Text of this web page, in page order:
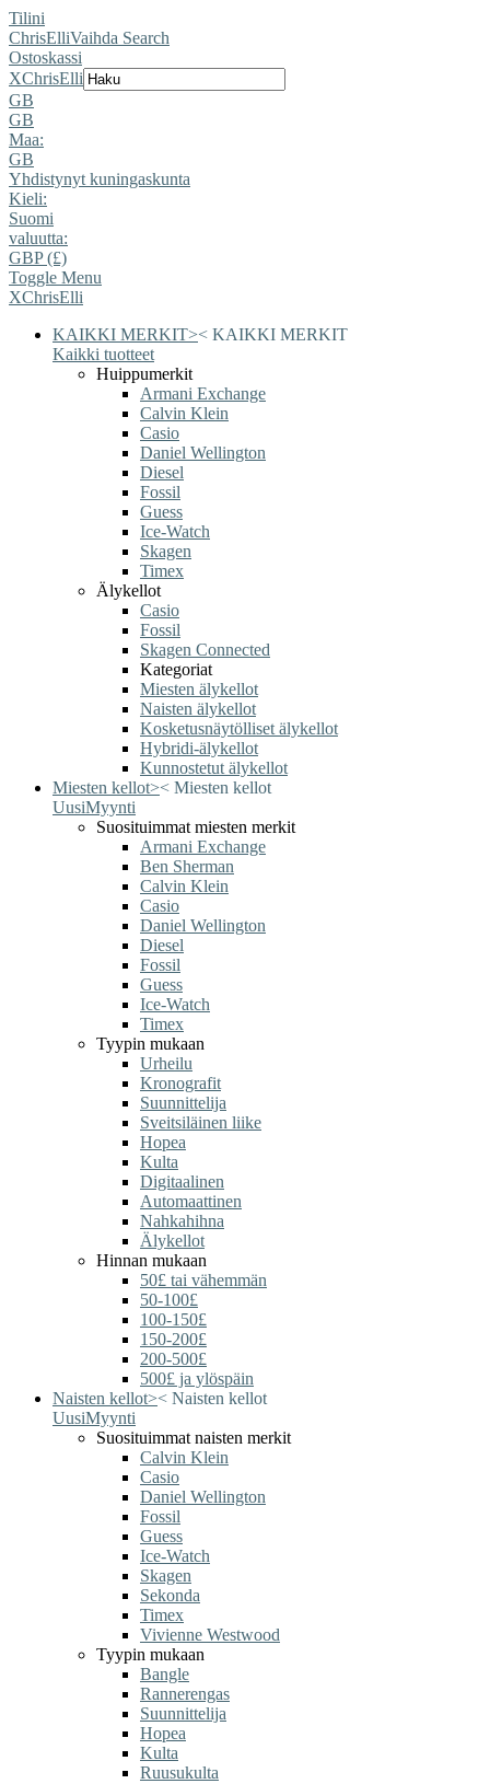
Tilini
ChrisElliVaihda Search
Ostoskassi
XChrisElli
GB
GB
Maa:
GB
Yhdistynyt kuningaskunta
Kieli:
Suomi
valuutta:
GBP (£)
Toggle Menu
XChrisElli
KAIKKI MERKIT>< KAIKKI MERKIT
Kaikki tuotteet
Huippumerkit
Armani Exchange
Calvin Klein
Casio
Daniel Wellington
Diesel
Fossil
Guess
Ice-Watch
Skagen
Timex
Älykellot
Casio
Fossil
Skagen Connected
Kategoriat
Miesten älykellot
Naisten älykellot
Kosketusnäytölliset älykellot
Hybridi-älykellot
Kunnostetut älykellot
Miesten kellot>< Miesten kellot
UusiMyynti
Suosituimmat miesten merkit
Armani Exchange
Ben Sherman
Calvin Klein
Casio
Daniel Wellington
Diesel
Fossil
Guess
Ice-Watch
Timex
Tyypin mukaan
Urheilu
Kronografit
Suunnittelija
Sveitsiläinen liike
Hopea
Kulta
Digitaalinen
Automaattinen
Nahkahihna
Älykellot
Hinnan mukaan
50£ tai vähemmän
50-100£
100-150£
150-200£
200-500£
500£ ja ylöspäin
Naisten kellot>< Naisten kellot
UusiMyynti
Suosituimmat naisten merkit
Calvin Klein
Casio
Daniel Wellington
Fossil
Guess
Ice-Watch
Skagen
Sekonda
Timex
Vivienne Westwood
Tyypin mukaan
Bangle
Rannerengas
Suunnittelija
Hopea
Kulta
Ruusukulta